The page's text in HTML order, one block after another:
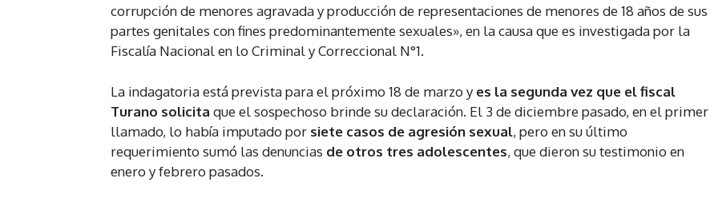
corrupción de menores agravada y producción de representaciones de menores de 18 años de sus
partes genitales con fines predominantemente sexuales», en la causa que es investigada por la
Fiscalía Nacional en lo Criminal y Correccional N°1.
La indagatoria está prevista para el próximo 18 de marzo y es la segunda vez que el fiscal
Turano solicita que el sospechoso brinde su declaración. El 3 de diciembre pasado, en el primer
llamado, lo había imputado por siete casos de agresión sexual, pero en su último
requerimiento sumó las denuncias de otros tres adolescentes, que dieron su testimonio en
enero y febrero pasados.